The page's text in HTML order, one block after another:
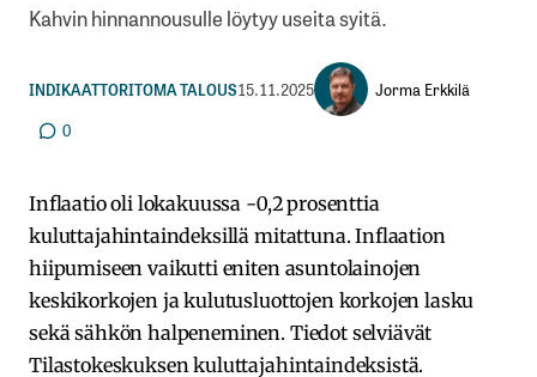
Kahvin hinnannousulle löytyy useita syitä.
INDIKAATTORITOMA TALOUS15.11.2025
Jorma Erkkilä
0
Inflaatio oli lokakuussa -0,2 prosenttia
kuluttajahintaindeksillä mitattuna. Inflaation
hiipumiseen vaikutti eniten asuntolainojen
keskikorkojen ja kulutusluottojen korkojen lasku
sekä sähkön halpeneminen. Tiedot selviävät
Tilastokeskuksen kuluttajahintaindeksistä.